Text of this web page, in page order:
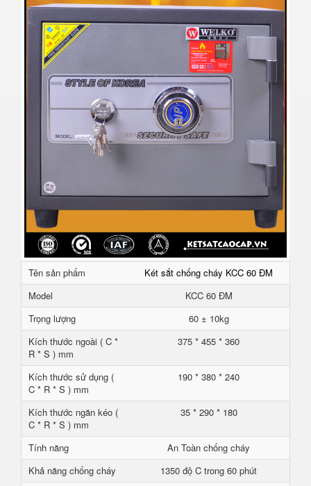
Tên sản phẩm
Két sắt chống cháy KCC 60 ĐM
Model
KCC 60 ĐM
Trọng lượng
60 ± 10kg
Kích thước ngoài ( C *
R * S ) mm
375 * 455 * 360
Kích thước sử dụng (
C * R * S ) mm
190 * 380 * 240
Kích thước ngăn kéo (
C * R * S ) mm
35 * 290 * 180
Tính năng
An Toàn chống cháy
Khả năng chống cháy
1350 độ C trong 60 phút